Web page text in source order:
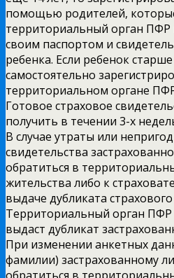
помощью родителей,
территориальный орган ПФР
своим паспортом и
ребенка. Если ребенок
самостоятельно
территориальном органе
Готовое страховое
получить в течении 3-х
В случае утраты или
свидетельства
обратиться в
жительства либо к
выдаче дубликата
Территориальный орган ПФР
выдаст дубликат
При изменении анкетных
фамилии) застрахованному